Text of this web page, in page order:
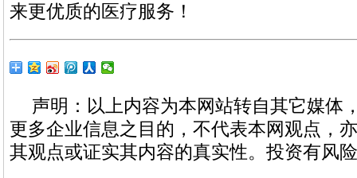
来更优质的医疗服务！
声明：以上内容为本网站转自其它媒体
更多企业信息之目的，不代表本网观点，
其观点或证实其内容的真实性。投资有风